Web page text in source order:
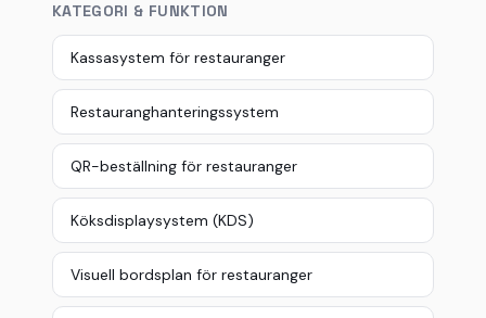
KATEGORI & FUNKTION
Kassasystem för restauranger
Restauranghanteringssystem
QR-beställning för restauranger
Köksdisplaysystem (KDS)
Visuell bordsplan för restauranger